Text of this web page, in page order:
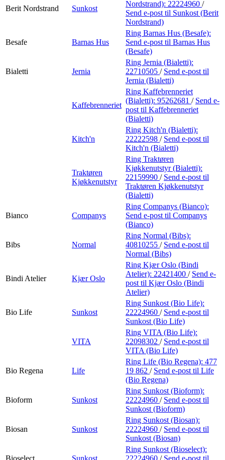
Berit Nordstrand Sunkost
Nordstrand): 22224960 /
Send e-post til Sunkost (Berit
Nordstrand)
Besafe Barnas Hus
Ring Barnas Hus (Besafe):
Send e-post til Barnas Hus
(Besafe)
Bialetti Jernia
Ring Jernia (Bialetti):
22710505 / Send e-post til
Jernia (Bialetti)
Kaffebrenneriet
Ring Kaffebrenneriet
(Bialetti): 95262681 / Send e-
post til Kaffebrenneriet
(Bialetti)
Kitch'n
Ring Kitch'n (Bialetti):
22222598 / Send e-post til
Kitch'n (Bialetti)
Traktøren
Kjøkkenutstyr
Ring Traktøren
Kjøkkenutstyr (Bialetti):
22159990 / Send e-post til
Traktøren Kjøkkenutstyr
(Bialetti)
Bianco Companys
Ring Companys (Bianco):
Send e-post til Companys
(Bianco)
Bibs Normal
Ring Normal (Bibs):
40810255 / Send e-post til
Normal (Bibs)
Bindi Atelier Kjær Oslo
Ring Kjær Oslo (Bindi
Atelier): 22421400 / Send e-
post til Kjær Oslo (Bindi
Atelier)
Bio Life Sunkost
Ring Sunkost (Bio Life):
22224960 / Send e-post til
Sunkost (Bio Life)
VITA
Ring VITA (Bio Life):
22098302 / Send e-post til
VITA (Bio Life)
Bio Regena Life
Ring Life (Bio Regena): 477
19 862 / Send e-post til Life
(Bio Regena)
Bioform Sunkost
Ring Sunkost (Bioform):
22224960 / Send e-post til
Sunkost (Bioform)
Biosan Sunkost
Ring Sunkost (Biosan):
22224960 / Send e-post til
Sunkost (Biosan)
Bioselect Sunkost
Ring Sunkost (Bioselect):
22224960 / Send e-post til